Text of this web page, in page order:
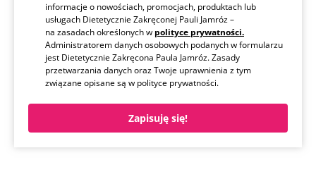
informacje o nowościach, promocjach, produktach lub
usługach Dietetycznie Zakręconej Pauli Jamróz –
na zasadach określonych w polityce prywatności.
Administratorem danych osobowych podanych w formularzu
jest Dietetycznie Zakręcona Paula Jamróz. Zasady
przetwarzania danych oraz Twoje uprawnienia z tym
związane opisane są w polityce prywatności.
Zapisuję się!